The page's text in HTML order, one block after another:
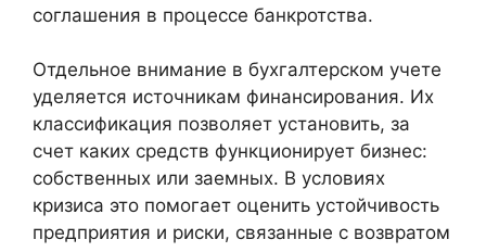
соглашения в процессе банкротства.
Отдельное внимание в бухгалтерском учете
уделяется источникам финансирования. Их
классификация позволяет установить, за
счет каких средств функционирует бизнес:
собственных или заемных. В условиях
кризиса это помогает оценить устойчивость
предприятия и риски, связанные с возвратом